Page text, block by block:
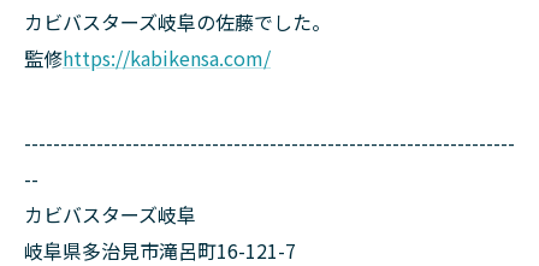
カビバスターズ岐阜の佐藤でした。
監修https://kabikensa.com/
--------------------------------------------------------------------
--
カビバスターズ岐阜
岐阜県多治見市滝呂町16-121-7